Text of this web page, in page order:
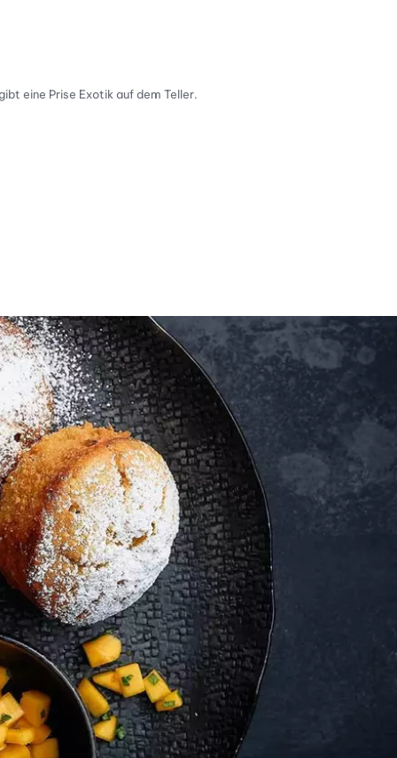
eine Prise Exotik auf dem Teller.